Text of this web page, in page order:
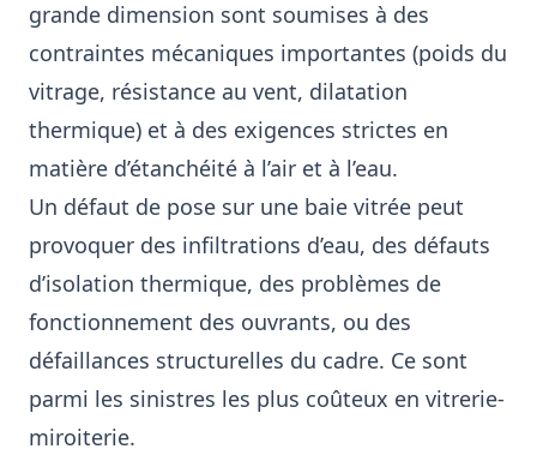
grande dimension sont soumises à des
contraintes mécaniques importantes (poids du
vitrage, résistance au vent, dilatation
thermique) et à des exigences strictes en
matière d’étanchéité à l’air et à l’eau.
Un défaut de pose sur une baie vitrée peut
provoquer des infiltrations d’eau, des défauts
d’isolation thermique, des problèmes de
fonctionnement des ouvrants, ou des
défaillances structurelles du cadre. Ce sont
parmi les sinistres les plus coûteux en vitrerie-
miroiterie.